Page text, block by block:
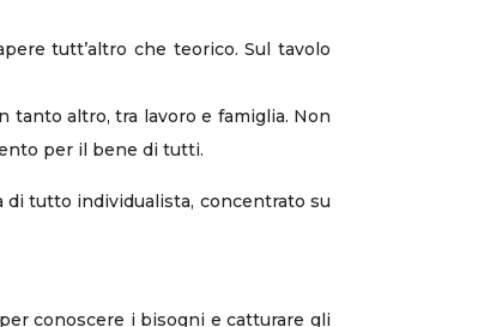
tutt’altro che teorico. Sul tavolo
altro, tra lavoro e famiglia. Non
per il bene di tutti.
di tutto individualista, concentrato su
conoscere i bisogni e catturare gli